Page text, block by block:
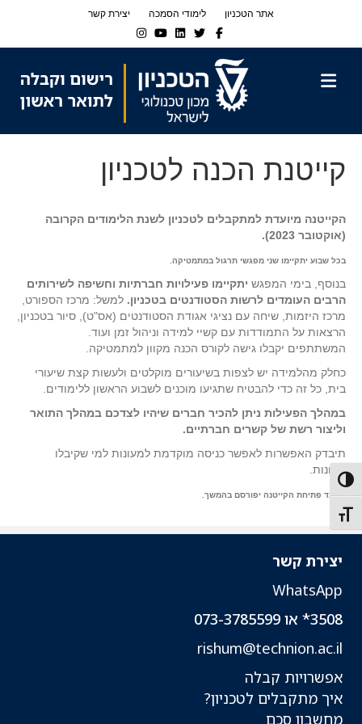
Toggle High Contrast
Toggle Font size
אתר הטכניון לימודי הסמכה
יצירת קשר
Facebook
Twitter
Linkedin
Youtube
Instagram
קייטנת הכנה לטכניון
הקייטנה מיועדת למתקבלים לטכניון לשנת הלימודים הקרובה
(אוקטובר 2023).
בכל שבוע יתקיימו שני מפגשי תרגול במתמטיקה.
בנוסף, בימי המפגש יתקיימו פעילויות חברתיות וחשיפה לשירותים
הרבים העומדים לרשות הסטודנטים בטכניון. למשל: מרכז הספורט,
מרכז היזמות, שיחה עם נציגי אגודת הסטודנטים (אס"ט), סיור בטכניון,
הרצאות על התמודדות עם קשיי למידה וניהול זמן ועוד.
המשתתפים יקבלו גישה לקורס הכנה מקוון למתמטיקה.
כחלק מהלמידה יש לצפות בשיעורים מוקלטים ולעשות קצת שיעורי
בית, כל זה כדי להבטיח שתגיעו מוכנים לשבוע הראשון ללימודים.
במהלך הפעילות ניתן להכיר חברים שיהיו לצדכם במהלך התואר
וליצור רשת של קשרים חברתיים.
תיבדק האפשרות לאפשר כניסה מוקדמת למעונות למי שקיבלו
מעונות.
*מועד פתיחת הקייטנה יפורסם בהמשך.
יצירת קשר
WhatsApp
3508* או 073-3785599
rishum@technion.ac.il
אפשרויות קבלה
איך מתקבלים לטכניון?
מחשבון סכם